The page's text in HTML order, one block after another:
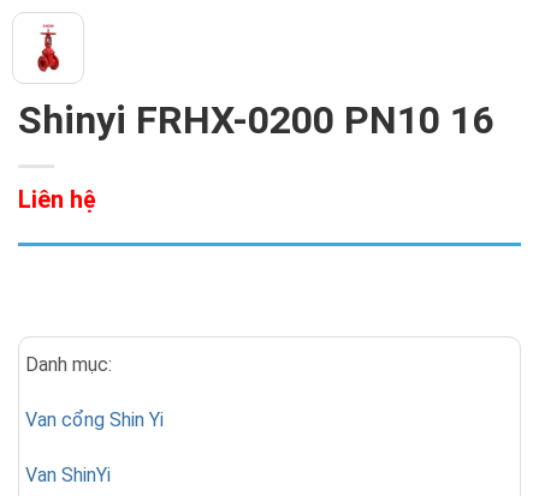
Shinyi FRHX-0200 PN10 16
Liên hệ
Danh mục:
Van cổng Shin Yi
Van ShinYi